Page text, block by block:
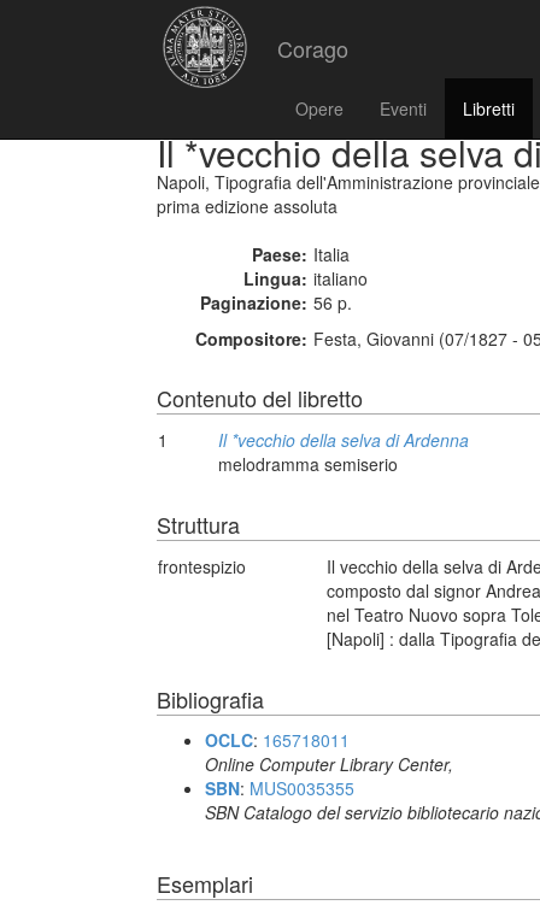
Corago
Opere Eventi Libretti
Il *vecchio della selva
Napoli, Tipografia dell'Amministrazione
prima edizione assoluta
Paese: Italia
Lingua: italiano
Paginazione: 56 p.
Compositore: Festa, Giovanni (07/1827 -
Contenuto del libretto
1
Il *vecchio della selva di Ardenna
melodramma semiserio
Struttura
frontespizio
Il vecchio della selva di
composto dal signor
nel Teatro Nuovo sopra
[Napoli] : dalla Tipografia
Bibliografia
OCLC: 165718011
Online Computer Library Center,
SBN: MUS0035355
SBN Catalogo del servizio bibliotecario
Esemplari